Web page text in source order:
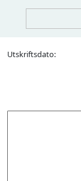
Utskriftsdato: